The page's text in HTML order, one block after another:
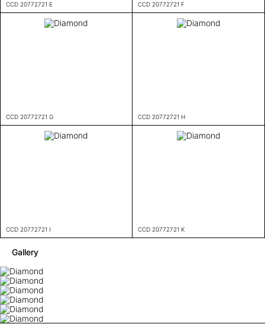
CCD 20772721 E CCD 20772721 F
CCD 20772721 G CCD 20772721 H
CCD 20772721 I CCD 20772721 K
Gallery